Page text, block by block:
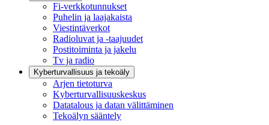
Fi-verkkotunnukset
Puhelin ja laajakaista
Viestintäverkot
Radioluvat ja -taajuudet
Postitoiminta ja jakelu
Tv ja radio
Kyberturvallisuus ja tekoäly
Arjen tietoturva
Kyberturvallisuuskeskus
Datatalous ja datan välittäminen
Tekoälyn sääntely